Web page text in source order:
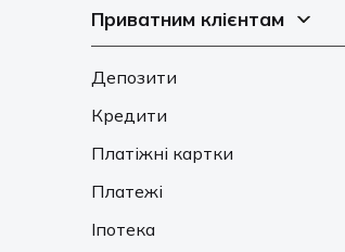
Приватним клієнтам
Депозити
Кредити
Платіжні картки
Платежі
Іпотека